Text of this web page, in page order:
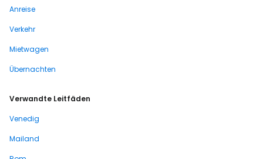
Anreise
Verkehr
Mietwagen
Übernachten
Verwandte Leitfäden
Venedig
Mailand